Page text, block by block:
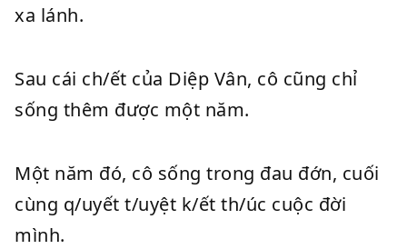
xa lánh.
Sau cái ch/ết của Diệp Vân, cô cũng chỉ
sống thêm được một năm.
Một năm đó, cô sống trong đau đớn, cuối
cùng q/uyết t/uyệt k/ết th/úc cuộc đời
mình.